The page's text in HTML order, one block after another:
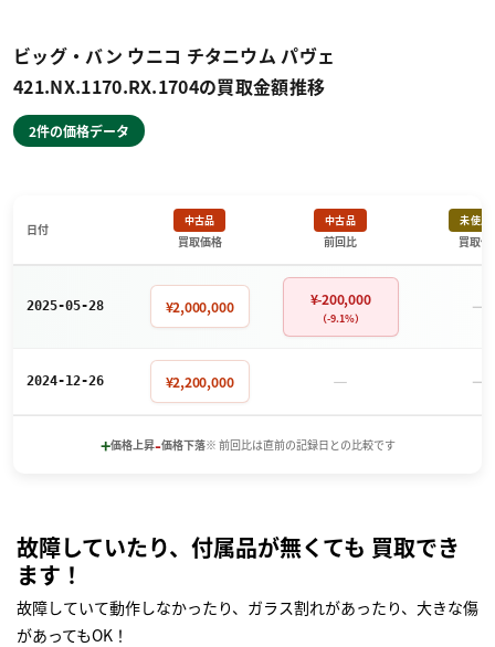
ビッグ・バン ウニコ チタニウム パヴェ
421.NX.1170.RX.1704の買取金額推移
2件の価格データ
日付
中古品
買取価格
中古品
前回比
未使用
買取価
2025-05-28 ¥2,000,000 ¥-200,000
（-9.1%） －
2024-12-26 ¥2,200,000 － －
+価格上昇-価格下落※ 前回比は直前の記録日との比較です
故障していたり、付属品が無くても 買取でき
ます！
故障していて動作しなかったり、ガラス割れがあったり、大きな傷
があってもOK！